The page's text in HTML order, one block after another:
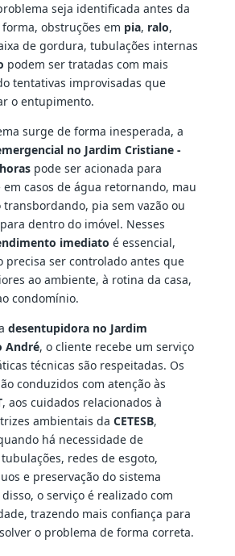
seja identificada antes da
forma, obstruções em pia, ralo,
de gordura, tubulações internas
podem ser tratadas com mais
tentativas improvisadas que
o entupimento.
surge de forma inesperada, a
no Jardim Cristiane -
pode ser acionada para
casos de água retornando, mau
pia sem vazão ou
dentro do imóvel. Nesses
imediato é essencial,
precisa ser controlado antes que
ao ambiente, à rotina da casa,
condomínio.
desentupidora no Jardim
André, o cliente recebe um serviço
técnicas são respeitadas. Os
conduzidos com atenção às
, aos cuidados relacionados à
ambientais da CETESB,
há necessidade de
redes de esgoto,
e preservação do sistema
o serviço é realizado com
trazendo mais confiança para
o problema de forma correta.